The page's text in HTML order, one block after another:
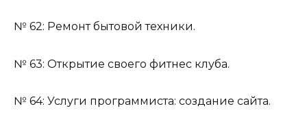
№ 62: Ремонт бытовой техники.
№ 63: Открытие своего фитнес клуба.
№ 64: Услуги программиста: создание сайта.